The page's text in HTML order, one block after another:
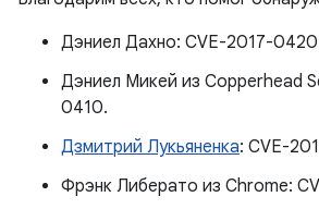
Дэниел Дахно: CVE-2017-
Дэниел Микей из Copperhead
0410.
Дзмитрий Лукьяненка: CVE-
Фрэнк Либерато из Chrome: